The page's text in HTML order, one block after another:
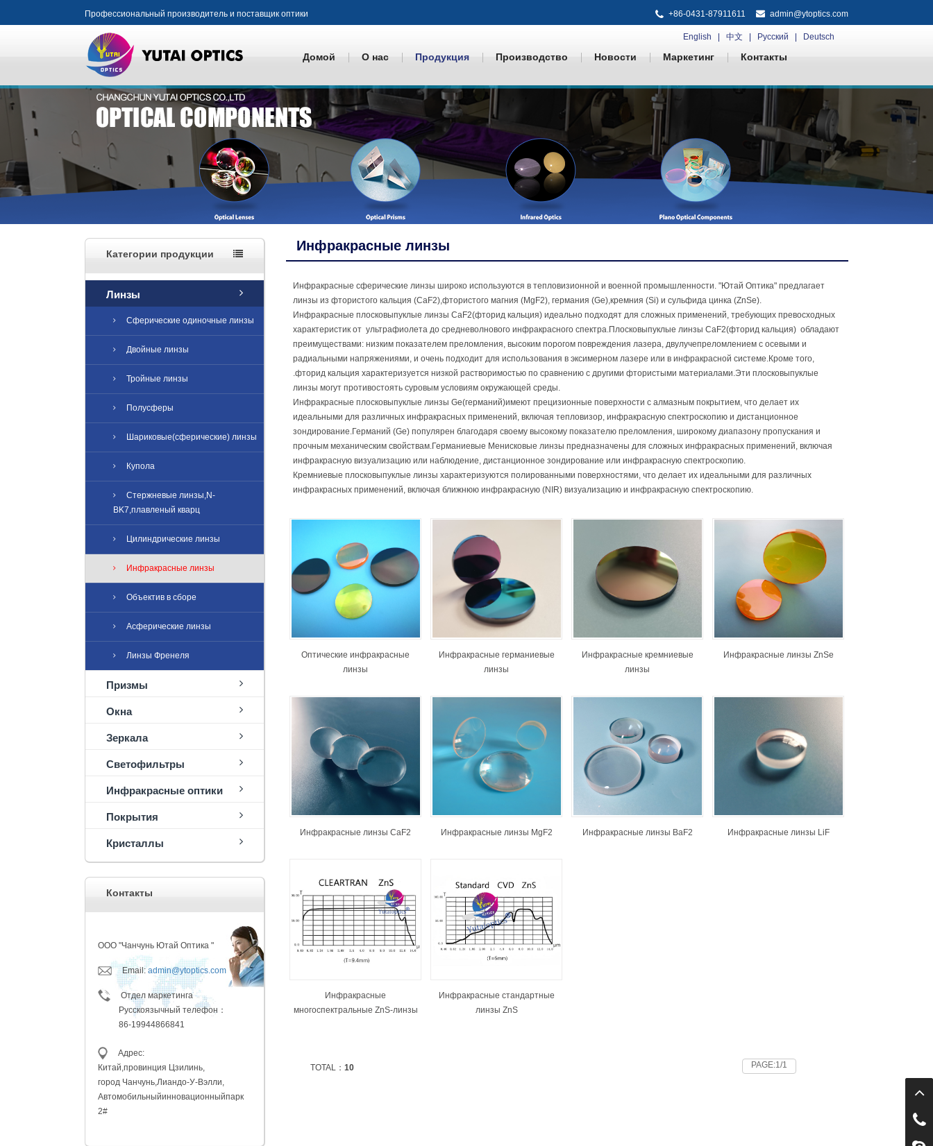
Профессиональный производитель и поставщик оптики +86-0431-87911611 admin@ytoptics.com
English 中文 Русский Deutsch
Домой О нас Продукция Производство Новости Маркетинг Контакты
Категории продукции
Линзы
Сферические одиночные линзы
Двойные линзы
Тройные линзы
Полусферы
Шариковые(сферические) линзы
Купола
Стержневые линзы,N-
BK7,плавленый кварц
Цилиндрические линзы
Инфракрасные линзы
Объектив в сборе
Асферические линзы
Линзы Френеля
Призмы
Окна
Зеркала
Светофильтры
Инфракрасные оптики
Покрытия
Кристаллы
Контакты
ООО "Чанчунь Ютай Оптика "
Email:admin@ytoptics.com
Отдел маркетинга
Русскоязычный телефон：
86-19944866841
Адрес:
Китай,провинция Цзилинь,
город Чанчунь,Лиандо-У-Вэлли,
Автомобильныйинновационныйпарк
2#
Инфракрасные линзы
Инфракрасные сферические линзы широко используются в тепловизионной и военной промышленности. "Ютай Оптика" предлагает
линзы из фтористого кальция (CaF2),фтористого магния (MgF2), германия (Ge),кремния (Si) и сульфида цинка (ZnSe).
Инфракрасные плосковыпуклые линзы CaF2(фторид кальция) идеально подходят для сложных применений, требующих превосходных
характеристик от ультрафиолета до средневолнового инфракрасного спектра.Плосковыпуклые линзы CaF2(фторид кальция) обладают
преимуществами: низким показателем преломления, высоким порогом повреждения лазера, двулучепреломлением с осевыми и
радиальными напряжениями, и очень подходит для использования в эксимерном лазере или в инфракрасной системе.Кроме того,
.фторид кальция характеризуется низкой растворимостью по сравнению с другими фтористыми материалами.Эти плосковыпуклые
линзы могут противостоять суровым условиям окружающей среды.
Инфракрасные плосковыпуклые линзы Ge(германий)имеют прецизионные поверхности с алмазным покрытием, что делает их
идеальными для различных инфракрасных применений, включая тепловизор, инфракрасную спектроскопию и дистанционное
зондирование.Германий (Ge) популярен благодаря своему высокому показателю преломления, широкому диапазону пропускания и
прочным механическим свойствам.Германиевые Менисковые линзы предназначены для сложных инфракрасных применений, включая
инфракрасную визуализацию или наблюдение, дистанционное зондирование или инфракрасную спектроскопию.
Кремниевые плосковыпуклые линзы характеризуются полированными поверхностями, что делает их идеальными для различных
инфракрасных применений, включая ближнюю инфракрасную (NIR) визуализацию и инфракрасную спектроскопию.
Оптические инфракрасные
линзы
Инфракрасные германиевые
линзы
Инфракрасные кремниевые
линзы
Инфракрасные линзы ZnSe
Инфракрасные линзы CaF2 Инфракрасные линзы MgF2 Инфракрасные линзы BaF2 Инфракрасные линзы LiF
Инфракрасные
многоспектральные ZnS-линзы
Инфракрасные стандартные
линзы ZnS
TOTAL： 10 PAGE:1/1